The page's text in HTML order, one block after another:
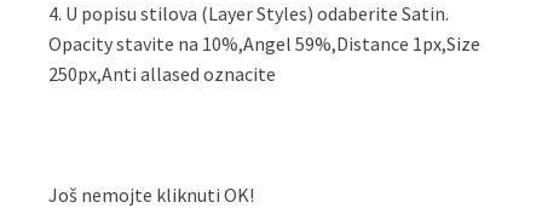
4. U popisu stilova (Layer Styles) odaberite Satin.
Opacity stavite na 10%,Angel 59%,Distance 1px,Size
250px,Anti allased oznacite
Još nemojte kliknuti OK!